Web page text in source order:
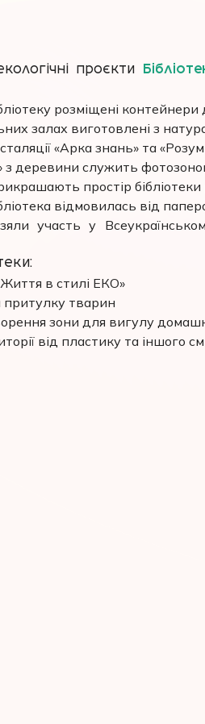
проєкти
розміщені
залах виготовлені з
«Арка знань» та
деревини служить фотозоною
простір
відмовилась від
участь у
в стилі ЕКО»
притулку тварин
зони для вигулу
від пластику та іншого